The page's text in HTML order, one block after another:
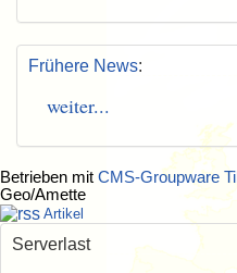
Frühere News:
weiter...
Betrieben mit CMS-Groupware
Geo/Amette
Artikel
Serverlast